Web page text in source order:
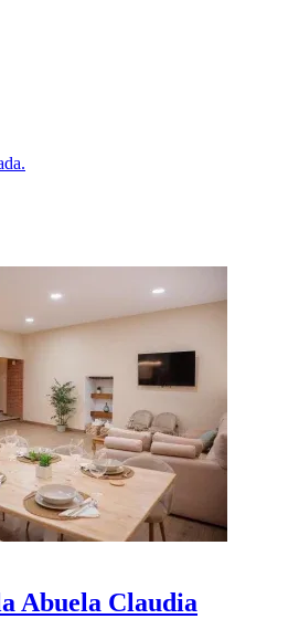
Abuela Claudia